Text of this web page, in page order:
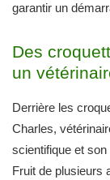
garantir un
Des
un
Derrière les
Charles,
scientifique et
Fruit de plusieurs